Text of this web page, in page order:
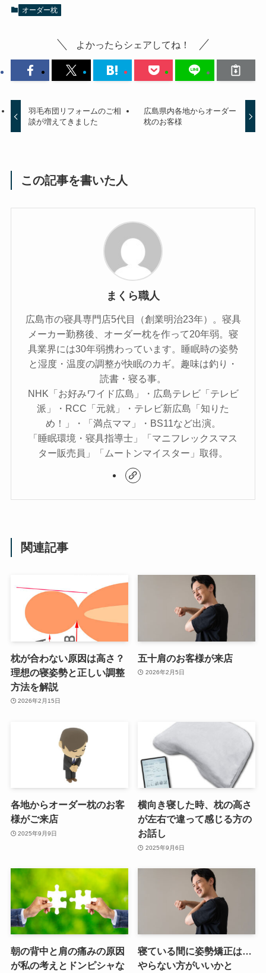
オーダー枕
よかったらシェアしてね！
羽毛布団リフォームのご相
談が増えてきました
広島県内各地からオーダー
枕のお客様
この記事を書いた人
まくら職人
広島市の寝具専門店5代目（創業明治23年）。寝具
メーカー勤務後、オーダー枕を作って20年弱。寝
具業界には30年弱携わっています。睡眠時の姿勢
と湿度・温度の調整が快眠のカギ。趣味は釣り・
読書・寝る事。
NHK「お好みワイド広島」・広島テレビ「テレビ
派」・RCC「元就」・テレビ新広島「知りた
め！」・「満点ママ」・BS11など出演。
「睡眠環境・寝具指導士」「マニフレックスマス
ター販売員」「ムートンマイスター」取得。
関連記事
枕が合わない原因は高さ？
理想の寝姿勢と正しい調整
方法を解説
2026年2月15日
五十肩のお客様が来店
2026年2月5日
各地からオーダー枕のお客
様がご来店
2025年9月9日
横向き寝した時、枕の高さ
が左右で違って感じる方の
お話し
2025年9月6日
朝の背中と肩の痛みの原因
が私の考えとドンピシャな
寝ている間に姿勢矯正は…
やらない方がいいかと